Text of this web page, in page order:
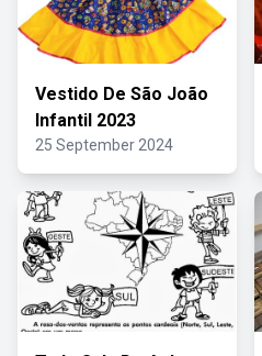
Vestido De São João
Infantil 2023
25 September 2024